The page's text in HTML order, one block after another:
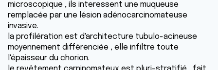
microscopique , ils interessent une muqueuse
remplacée par une lésion adénocarcinomateuse
invasive.
la profilération est d'architecture tubulo-acineuse
moyennement différenciée , elle infiltre toute
l'épaisseur du chorion.